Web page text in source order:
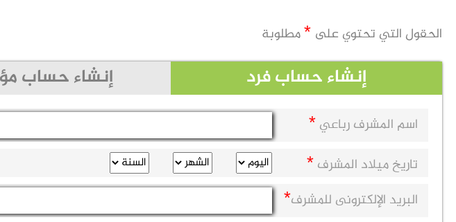
الحقول التي تحتوي على *مطلوبة
إنشاء حساب فرد إنشاء حساب
اسم المشرف رباعي *
تاريخ ميلاد المشرف *
البريد الإلكترونى للمشرف*